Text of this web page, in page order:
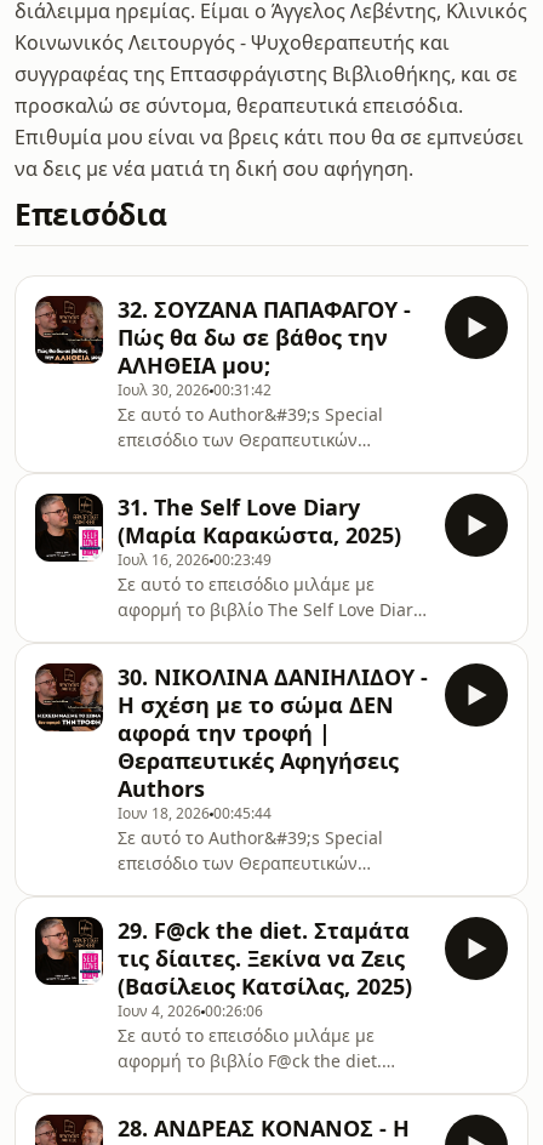
διάλειμμα ηρεμίας. Είμαι ο Άγγελος Λεβέντης, Κλινικός
Κοινωνικός Λειτουργός - Ψυχοθεραπευτής και
συγγραφέας της Επτασφράγιστης Βιβλιοθήκης, και σε
προσκαλώ σε σύντομα, θεραπευτικά επεισόδια.
Επιθυμία μου είναι να βρεις κάτι που θα σε εμπνεύσει
να δεις με νέα ματιά τη δική σου αφήγηση.
Επεισόδια
32. ΣΟΥΖΑΝΑ ΠΑΠΑΦΑΓΟΥ -
Πώς θα δω σε βάθος την
ΑΛΗΘΕΙΑ μου;
Ιουλ 30, 202600:31:42
Σε αυτό το Author&#39;s Special
επεισόδιο των Θεραπευτικών
Αναπτυξιακή Ψυχολόγο, ομαδική
αναλύτρια, ψυχοδυναμική
ψυχοθεραπεύτρια &amp; Συγγραφέα,
με αφορμή το νέο της βιβλίο
&quot;Αυτό σταματάει εδώ&quot; που
κυκλοφορεί από Εκδόσεις
Διόπτρα.Χρήσιμα Links: ⁠⁠Instagram
Σουζάνας Παπαφάγου⁠⁠⁠⁠⁠⁠⁠⁠⁠⁠⁠⁠⁠⁠⁠⁠⁠Instagram
Άγγελου Λεβέντη⁠⁠⁠⁠⁠⁠⁠⁠⁠⁠⁠⁠⁠⁠⁠⁠⁠
31. The Self Love Diary
(Μαρία Καρακώστα, 2025)
Ιουλ 16, 202600:23:49
Σε αυτό το επεισόδιο μιλάμε με
αφορμή το βιβλίο The Self Love Diary.
Coach. Κυκλοφόρησε το 2025 από
Εκδόσεις Ιβίσκος.⁠⁠⁠ Την Μαρία την
βρίσκεις ⁠πατώντας εδώ⁠.Χρήσιμα
Links: ⁠⁠⁠⁠⁠⁠⁠⁠⁠⁠⁠⁠⁠⁠⁠⁠Δωρεάν
ebook⁠⁠⁠⁠⁠⁠⁠⁠⁠⁠⁠⁠⁠⁠⁠⁠⁠⁠⁠⁠⁠⁠⁠⁠⁠⁠⁠⁠⁠⁠⁠⁠Instagram⁠⁠⁠⁠⁠⁠⁠⁠⁠⁠⁠⁠⁠⁠⁠⁠⁠⁠⁠⁠⁠⁠⁠⁠⁠⁠⁠⁠⁠⁠⁠Youtube⁠⁠⁠⁠⁠⁠⁠⁠⁠⁠⁠⁠⁠⁠⁠⁠⁠⁠⁠⁠⁠⁠⁠⁠⁠Μπλουζάκι
ΕΣΩΨΥΧΑ TheGreenPost
30. ΝΙΚΟΛΙΝΑ ΔΑΝΙΗΛΙΔΟΥ -
Η σχέση με το σώμα ΔΕΝ
αφορά την τροφή |
Θεραπευτικές Αφηγήσεις
Authors
Ιουν 18, 202600:45:44
Σε αυτό το Author&#39;s Special
επεισόδιο των Θεραπευτικών
Συγγραφέα, με τα best seller βιβλία
της να κυκλοφορούν από τις Εκδόσεις
Ιβίσκος.Χρήσιμα Links: ⁠Instagram
Νικολίνας Δανιηλίδου⁠⁠⁠⁠⁠⁠⁠⁠⁠⁠⁠⁠⁠Instagram
Άγγελου Λεβέντη⁠⁠⁠⁠⁠⁠⁠⁠⁠⁠⁠⁠⁠⁠⁠⁠⁠⁠⁠⁠⁠⁠⁠⁠⁠⁠⁠⁠⁠⁠⁠⁠⁠⁠⁠⁠⁠Δωρεάν
ebook⁠⁠⁠⁠⁠⁠⁠⁠⁠⁠⁠⁠⁠⁠⁠⁠⁠⁠⁠⁠⁠⁠⁠⁠⁠⁠⁠⁠⁠⁠⁠⁠⁠⁠⁠Youtube⁠⁠⁠⁠⁠⁠⁠⁠⁠⁠⁠⁠⁠⁠⁠⁠⁠⁠⁠⁠⁠⁠⁠⁠⁠⁠⁠⁠
29. F@ck the diet. Σταμάτα
τις δίαιτες. Ξεκίνα να Ζεις
(Βασίλειος Κατσίλας, 2025)
Ιουν 4, 202600:26:06
Σε αυτό το επεισόδιο μιλάμε με
αφορμή το βιβλίο F@ck the diet.
το 2025 από Εκδόσεις Διόπτρα.⁠⁠⁠ Τον
28. ΑΝΔΡΕΑΣ ΚΟΝΑΝΟΣ - Η